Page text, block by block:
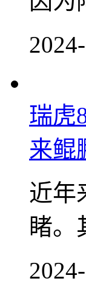
瑞虎
来鲲
近年
睹。